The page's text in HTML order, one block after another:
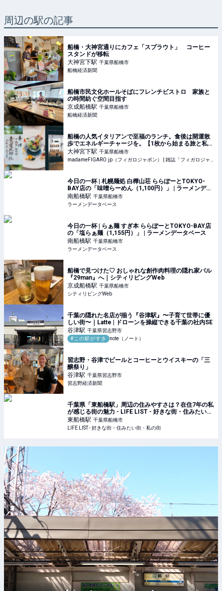
周辺の駅の記事
船橋・大神宮通りにカフェ「スプラウト」 コーヒー
スタンドが移転
大神宮下駅 千葉県船橋市
船橋経済新聞
船橋市民文化ホールそばにフレンチビストロ 家族と
の時間紡ぐ空間目指す
京成船橋駅 千葉県船橋市
船橋経済新聞
船橋の人気イタリアンで至福のランチ。食後は開運散
歩でエネルギーチャージを。【1枚から始まる旅と私の
タカラモノ】 | madameFIGARO.jp（フィガロジャポ
ン）
大神宮下駅 千葉県船橋市
今日の一杯 | 札幌麺処 白樺山荘 ららぽーとTOKYO-
BAY店の「味噌らーめん（1,100円）」 | ラーメンデー
タベース
南船橋駅 千葉県船橋市
ラーメンデータベース
今日の一杯 | らぁ麺 すぎ本 ららぽーとTOKYO-BAY店
の「塩らぁ麺（1,155円）」 | ラーメンデータベース
南船橋駅 千葉県船橋市
ラーメンデータベース
船橋で見つけた♡ おしゃれな創作肉料理の隠れ家バル
『29man』へ｜シティリビングWeb
京成船橋駅 千葉県船橋市
シティリビングWeb
千葉の隠れた名店が揃う『谷津駅』〜子育て世帯に優
しい街〜｜Latte | ドローンを操縦できる千葉の社内SE
谷津駅 千葉県習志野市
#この駅がすき
note（ノート）
習志野・谷津でビールとコーヒーとウイスキーの「三
醸祭り」
谷津駅 千葉県習志野市
習志野経済新聞
千葉県「東船橋駅」周辺の住みやすさは？在住7年の私
が感じる街の魅力 - LIFE LIST - 好きな街・住みたい
街・私の街
東船橋駅 千葉県船橋市
LIFE LIST - 好きな街・住みたい街・私の街